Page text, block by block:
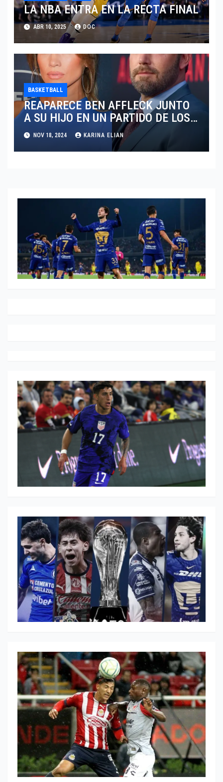
LA NBA ENTRA EN LA RECTA FINAL
ABR 10, 2025 DOC
BASKETBALL
REAPARECE BEN AFFLECK JUNTO
A SU HIJO EN UN PARTIDO DE LOS
LAKERS VS TORONTO RAPTORS
NOV 18, 2024 KARINA ELIAN